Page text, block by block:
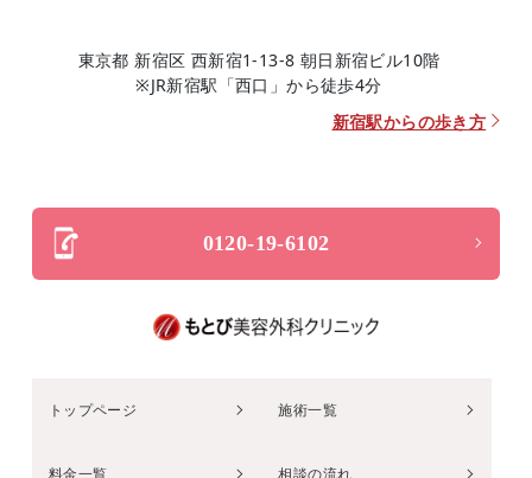
東京都 新宿区 西新宿1-13-8 朝日新宿ビル10階
※JR新宿駅「西口」から徒歩4分
新宿駅からの歩き方
0120-19-6102
トップページ 施術一覧
料金一覧 相談の流れ